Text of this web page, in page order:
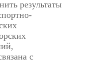
результаты
с